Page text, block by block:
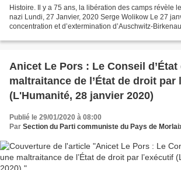
Histoire. Il y a 75 ans, la libération des camps révèle
nazi Lundi, 27 Janvier, 2020 Serge Wolikow Le 27
concentration et d’extermination d’Auschwitz-
Anicet Le Pors : Le Conseil
maltraitance de l’État de droit par
(L'Humanité, 28 janvier 2020)
Publié le 29/01/2020 à 08:00
Par Section du Parti communiste du Pays de